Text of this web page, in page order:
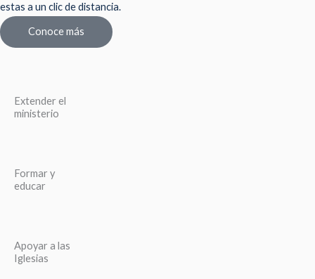
estas a un clic de distancia.
Conoce más
Extender el
ministerio
Formar y
educar
Apoyar a las
Iglesias